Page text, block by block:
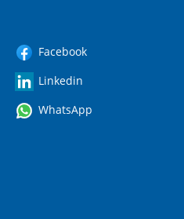
Facebook
Linkedin
WhatsApp